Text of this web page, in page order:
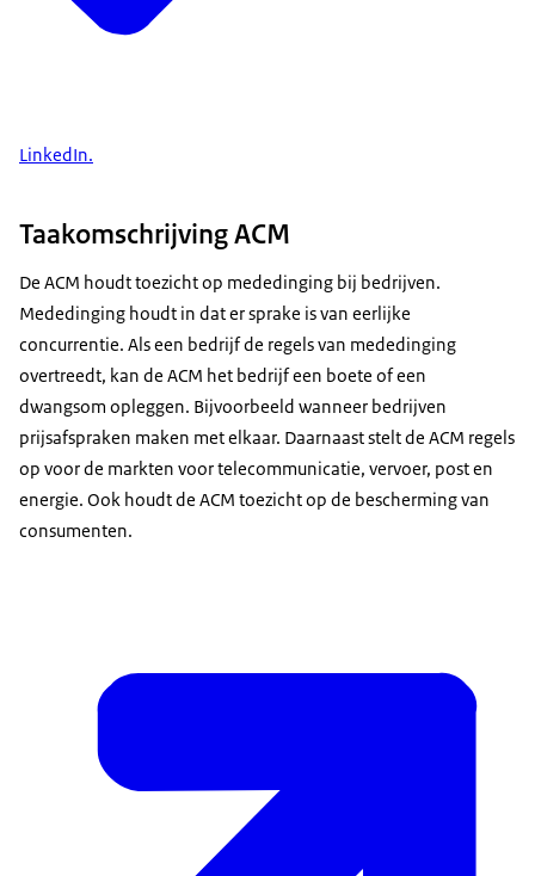
LinkedIn.
Taakomschrijving ACM
De ACM houdt toezicht op mededinging bij bedrijven.
Mededinging houdt in dat er sprake is van eerlijke
concurrentie. Als een bedrijf de regels van mededinging
overtreedt, kan de ACM het bedrijf een boete of een
dwangsom opleggen. Bijvoorbeeld wanneer bedrijven
prijsafspraken maken met elkaar. Daarnaast stelt de ACM regels
op voor de markten voor telecommunicatie, vervoer, post en
energie. Ook houdt de ACM toezicht op de bescherming van
consumenten.